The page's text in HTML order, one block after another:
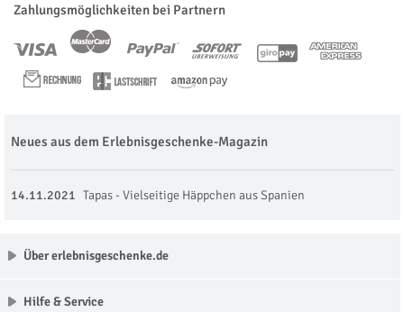
Zahlungsmöglichkeiten bei Partnern
Neues aus dem Erlebnisgeschenke-Magazin
14.11.2021 Tapas - Vielseitige Häppchen aus Spanien
Über erlebnisgeschenke.de
Hilfe & Service